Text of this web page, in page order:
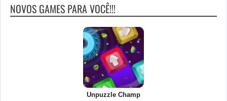
NOVOS GAMES PARA VOCÊ!!!
Unpuzzle Champ